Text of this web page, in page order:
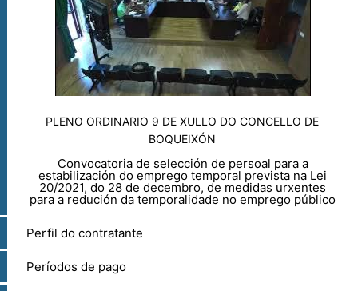
PLENO ORDINARIO 9 DE XULLO DO CONCELLO DE
BOQUEIXÓN
Convocatoria de selección de persoal para a
estabilización do emprego temporal prevista na Lei
20/2021, do 28 de decembro, de medidas urxentes
para a redución da temporalidade no emprego público
Perfil do contratante
Períodos de pago